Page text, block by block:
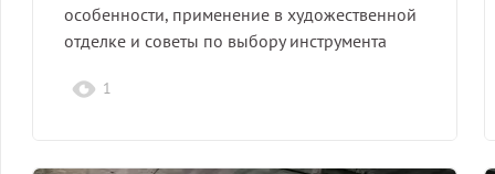
особенности, применение в художественной
отделке и советы по выбору инструмента
1